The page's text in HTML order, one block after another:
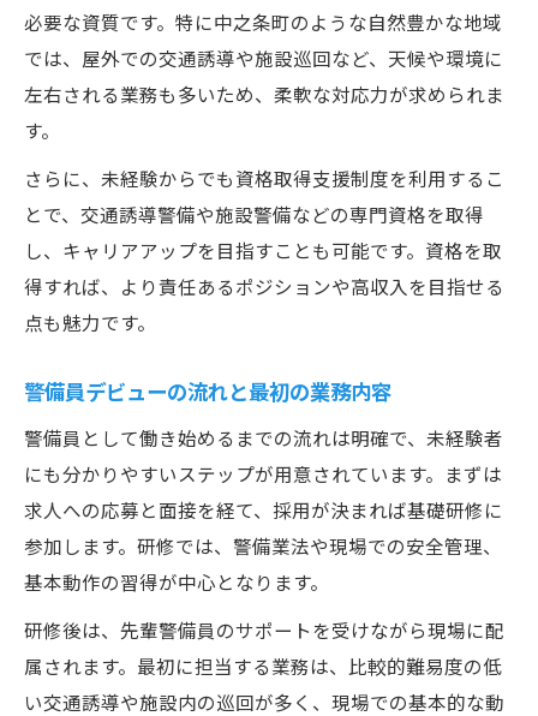
必要な資質です。特に中之条町のような自然豊かな地域
では、屋外での交通誘導や施設巡回など、天候や環境に
左右される業務も多いため、柔軟な対応力が求められま
す。
さらに、未経験からでも資格取得支援制度を利用するこ
とで、交通誘導警備や施設警備などの専門資格を取得
し、キャリアアップを目指すことも可能です。資格を取
得すれば、より責任あるポジションや高収入を目指せる
点も魅力です。
警備員デビューの流れと最初の業務内容
警備員として働き始めるまでの流れは明確で、未経験者
にも分かりやすいステップが用意されています。まずは
求人への応募と面接を経て、採用が決まれば基礎研修に
参加します。研修では、警備業法や現場での安全管理、
基本動作の習得が中心となります。
研修後は、先輩警備員のサポートを受けながら現場に配
属されます。最初に担当する業務は、比較的難易度の低
い交通誘導や施設内の巡回が多く、現場での基本的な動